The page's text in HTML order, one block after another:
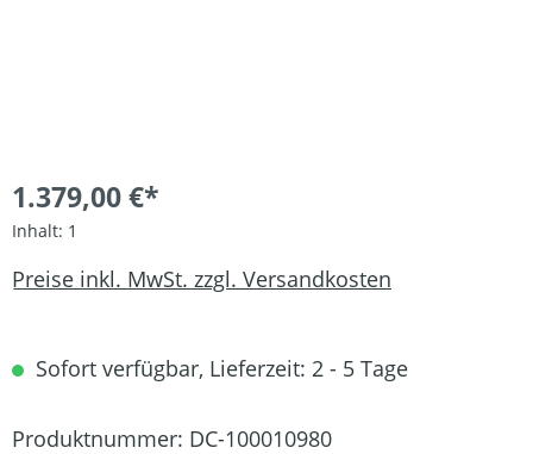
1.379,00 €*
Inhalt: 1
Preise inkl. MwSt. zzgl. Versandkosten
Sofort verfügbar, Lieferzeit: 2 - 5 Tage
Produktnummer: DC-100010980